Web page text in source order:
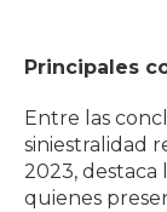
Principales
Entre las
siniestralidad
2023, destaca
quienes